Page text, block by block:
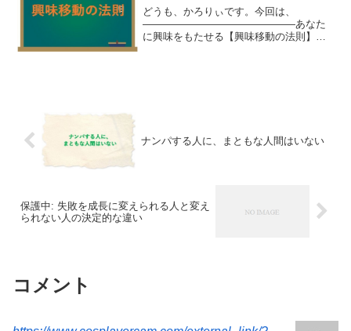
どうも、かろりぃです。今回は、
―――――――――――――――あなた
に興味をもたせる【興味移動の法則】
ナンパする人に、まともな人間はいない
保護中: 失敗を成長に変えられる人と変え
られない人の決定的な違い
コメント